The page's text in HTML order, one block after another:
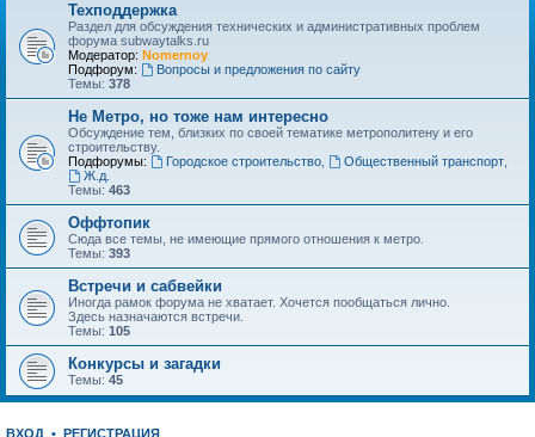
Техподдержка
Раздел для обсуждения технических и административных проблем
форума subwaytalks.ru
Модератор: Nomernoy
Подфорум:
Вопросы и предложения по сайту
Темы: 378
Не Метро, но тоже нам интересно
Обсуждение тем, близких по своей тематике метрополитену и его
строительству.
Подфорумы:
Городское строительство, Общественный транспорт,
Ж.д.
Темы: 463
Оффтопик
Сюда все темы, не имеющие прямого отношения к метро.
Темы: 393
Встречи и сабвейки
Иногда рамок форума не хватает. Хочется пообщаться лично.
Здесь назначаются встречи.
Темы: 105
Конкурсы и загадки
Темы: 45
ВХОД • РЕГИСТРАЦИЯ